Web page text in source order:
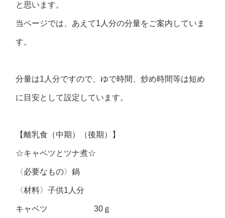
と思います。
当ページでは、あえて1人分の分量をご案内していま
す。
分量は1人分ですので、ゆで時間、炒め時間等は短め
に目安として設定しています。
【離乳食（中期）（後期）】
☆キャベツとツナ煮☆
〈必要なもの〉鍋
〈材料〉子供1人分
キャベツ 30ｇ